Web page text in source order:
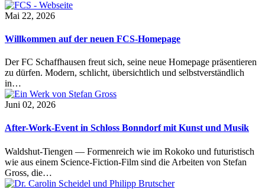
Mai 22, 2026
Willkommen auf der neuen FCS-Homepage
Der FC Schaffhausen freut sich, seine neue Homepage präsentieren
zu dürfen. Modern, schlicht, übersichtlich und selbstverständlich
in…
Juni 02, 2026
After-Work-Event in Schloss Bonndorf mit Kunst und Musik
Waldshut-Tiengen — Formenreich wie im Rokoko und futuristisch
wie aus einem Science-Fiction-Film sind die Arbeiten von Stefan
Gross, die…